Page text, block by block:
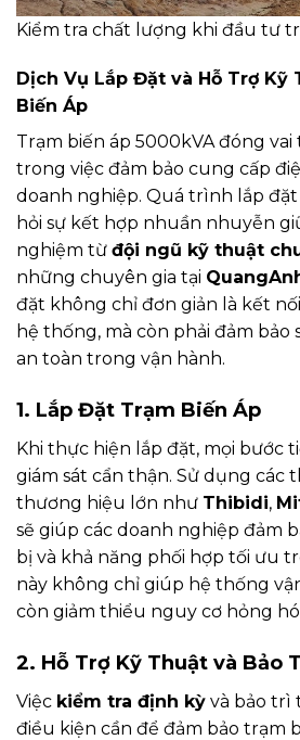
Kiểm tra chất lượng khi đầu tư
Dịch Vụ Lắp Đặt và Hỗ Trợ Kỹ
Biến Áp
Trạm biến áp 5000kVA đóng
trong việc đảm bảo cung cấp
doanh nghiệp. Quá trình lắp
hỏi sự kết hợp nhuần nhuyễn
nghiệm từ đội ngũ kỹ thuật
những chuyên gia tại
đặt không chỉ đơn giản là kết
hệ thống, mà còn phải đảm
an toàn trong vận hành.
1. Lắp Đặt Trạm Biến Áp
Khi thực hiện lắp đặt, mọi bước
giám sát cẩn thận. Sử dụng các
thương hiệu lớn như Thibidi,
sẽ giúp các doanh nghiệp đảm
bị và khả năng phối hợp tối ưu
này không chỉ giúp hệ thống
còn giảm thiểu nguy cơ hỏng
2. Hỗ Trợ Kỹ Thuật và Bảo
Việc kiểm tra định kỳ và bảo trì
điều kiện cần để đảm bảo trạm